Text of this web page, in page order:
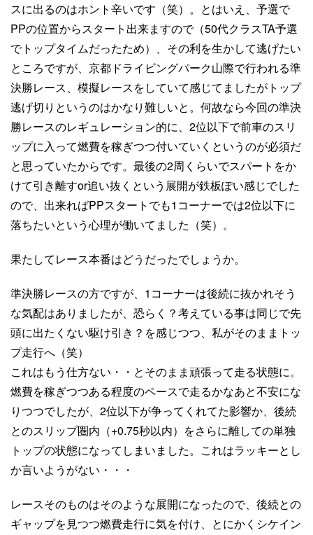
スに出るのはホント辛いです（笑）。とはいえ、予選で
PPの位置からスタート出来ますので（50代クラスTA予選
でトップタイムだったため）、その利を生かして逃げたい
ところですが、京都ドライビングパーク山際で行われる準
決勝レース、模擬レースをしていて感じてましたがトップ
逃げ切りというのはかなり難しいと。何故なら今回の準決
勝レースのレギュレーション的に、2位以下で前車のスリ
ップに入って燃費を稼ぎつつ付いていくというのが必須だ
と思っていたからです。最後の2周くらいでスパートをか
けて引き離すor追い抜くという展開が鉄板ぽい感じでした
ので、出来ればPPスタートでも1コーナーでは2位以下に
落ちたいという心理が働いてました（笑）。
果たしてレース本番はどうだったでしょうか。
準決勝レースの方ですが、1コーナーは後続に抜かれそう
な気配はありましたが、恐らく？考えている事は同じで先
頭に出たくない駆け引き？を感じつつ、私がそのままトッ
プ走行へ（笑）
これはもう仕方ない・・とそのまま頑張って走る状態に。
燃費を稼ぎつつある程度のペースで走るかなあと不安にな
りつつでしたが、2位以下が争ってくれてた影響か、後続
とのスリップ圏内（+0.75秒以内）をさらに離しての単独
トップの状態になってしまいました。これはラッキーとし
か言いようがない・・・
レースそのものはそのような展開になったので、後続との
ギャップを見つつ燃費走行に気を付け、とにかくシケイン